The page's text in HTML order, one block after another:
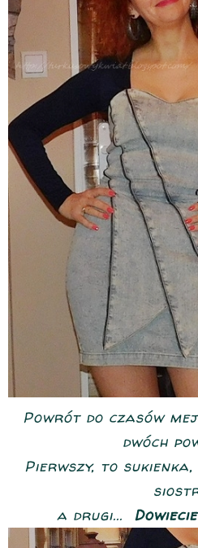
Powrót do czasów mej
dwóch
Pierwszy, to
a drugi...